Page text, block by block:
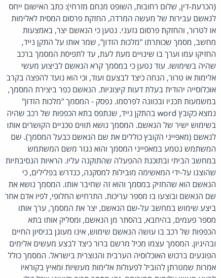
(הכרעת-דין, שלום רחובות, השופט מנחם מזרחי): כתב האישום ייחס
לנאשם עבירות של מעשה המרדה, החזקת פרסום המסית לאלימות
או לטרור, והחזקת פרסום גזעני. נטען כי הנאשם יצר, באמצעות
מחשב, מסמך שכותרתו "מלכות הזדון", שמר אותו על התקן נייד,
החזיקו עמו וערך בו שינויים מעת לעת, עד לתפיסת המסמך ברכב
שהיה בשימושו. עוד נטען כי במסמך קרא הנאשם לביצוע מעשי
אלימות או טרור, הנחה כיצד לבצעם ועוד, וכי הוא נועד להפצה בקרב
אוכלוסייה יהודית בעלת דעות קיצוניות. הנאשם כפר ביצירת המסמך,
במשמעות תכניו ובכוונה לפרסמו. נפסק - המסמך "מלכות הזדון"
נמצא כקובץ word בהתקן נייד, שנתפס בתא הכפפות של רכב שהיה
בשימוש ישיר של הנאשם. המסמך נושא תווים טכניים הקושרים אותו
לנאשם (מאפייני הקובץ כוללים את שם הנאשם כבעל המסמך). שם
המשתמש נטמע במאפייני המסמך והוא נגזר משם המשתמש
במחשב הביתי ובתוכנת ההפעלה שהתוקנה עליו. הראיות הנסיבתיות
שהוצגו על-ידי המאשימה מובילות למסקנה, כנדרש בפלילים, כי
הנאשם הוא שהחזיק במסמך והוא זה שחיבר אותו. המסמך נושא את
שם הנאשם ובוצעו בו מספר עריכות. התרחיש החלופי, לפיו אדם אחר
ביצע שימוש במחשב על-שם הנאשם, יצר את המסמך, ערך אותו
מספר פעמים, בהיחבא, בהסתר מן הנאשם, ומסליק אותו בתא
הכפפות של רכב בו עושה הנאשם שימוש, אינו מעוגן בניסיון החיים
ובהיגיון. המסמך עצמו מכיל מרשם ברור כיצד לבצע מעשים אלימים
הפוגעים ברכוש האוכלוסיה הערבית והנוצרית בישראל. המסמך כולל
אמרות שמטרתן להוביל לפעולות אלימות מעשיות ומאיץ בקוראיו